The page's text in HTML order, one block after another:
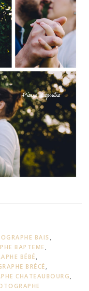
BAIS ,
BAPTEME,
BÉBÉ,
BRÉCÉ,
CHATEAUBOURG,